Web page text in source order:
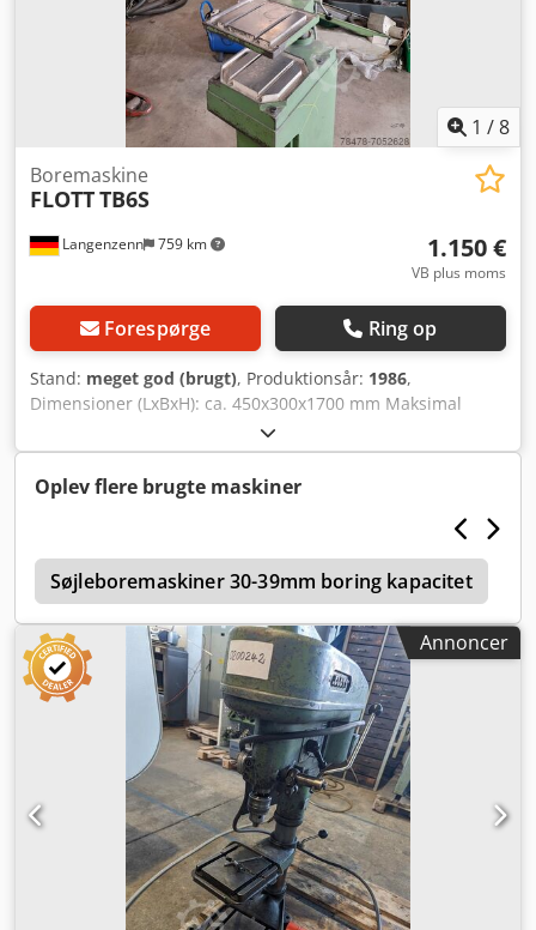
1 /8
Langenzenn 759 km
Boremaskine
FLOTTTB6S
1.150 €
VB plus moms
Forespørge Ring op
Stand: meget god (brugt), Produktionsår: 1986,
Dimensioner (LxBxH): ca. 450x300x1700 mm Maksimal
boredybde: 60 mm Maksimal emnehøjde: 350 mm
Bordmål: 250x250 mm Omdrejningstal: 430 - 9000 o/min
(12 trin) Dwsdpfx Aboh Dimyoloa 2 motoreffektniveauer
Hastighedsindstilling via kilerem Inkl. borepatron Inkl. 16 A
Oplev flere brugte maskiner
Søjleboremaskiner 30-39mm boring kapacitet
Annoncer